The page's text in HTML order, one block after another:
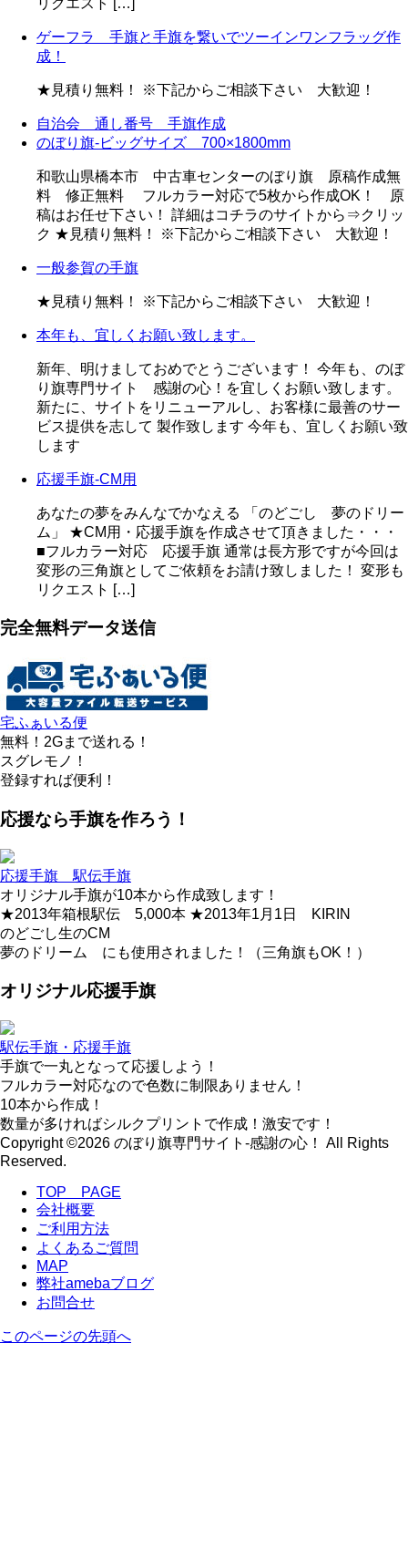
ゲーフラ 手旗と手旗を繋いでツーインワンフラッグ作
成！
★見積り無料！ ※下記からご相談下さい 大歓迎！
自治会 通し番号 手旗作成
のぼり旗-ビッグサイズ 700×1800mm
和歌山県橋本市 中古車センターのぼり旗 原稿作成無
料 修正無料 フルカラー対応で5枚から作成OK！ 原
稿はお任せ下さい！ 詳細はコチラのサイトから⇒クリッ
ク ★見積り無料！ ※下記からご相談下さい 大歓迎！
一般参賀の手旗
★見積り無料！ ※下記からご相談下さい 大歓迎！
本年も、宜しくお願い致します。
新年、明けましておめでとうございます！ 今年も、のぼ
り旗専門サイト 感謝の心！を宜しくお願い致します。
新たに、サイトをリニューアルし、お客様に最善のサー
ビス提供を志して 製作致します 今年も、宜しくお願い致
します
応援手旗-CM用
あなたの夢をみんなでかなえる 「のどごし 夢のドリー
ム」 ★CM用・応援手旗を作成させて頂きました・・・
■フルカラー対応 応援手旗 通常は長方形ですが今回は
変形の三角旗としてご依頼をお請け致しました！ 変形も
リクエスト […]
完全無料データ送信
宅ふぁいる便
無料！2Gまで送れる！
スグレモノ！
登録すれば便利！
応援なら手旗を作ろう！
応援手旗 駅伝手旗
オリジナル手旗が10本から作成致します！
★2013年箱根駅伝 5,000本 ★2013年1月1日 KIRIN
のどごし生のCM
夢のドリーム にも使用されました！（三角旗もOK！）
オリジナル応援手旗
駅伝手旗・応援手旗
手旗で一丸となって応援しよう！
フルカラー対応なので色数に制限ありません！
10本から作成！
数量が多ければシルクプリントで作成！激安です！
Copyright ©2026 のぼり旗専門サイト-感謝の心！ All Rights
Reserved.
TOP PAGE
会社概要
ご利用方法
よくあるご質問
MAP
弊社amebaブログ
お問合せ
このページの先頭へ